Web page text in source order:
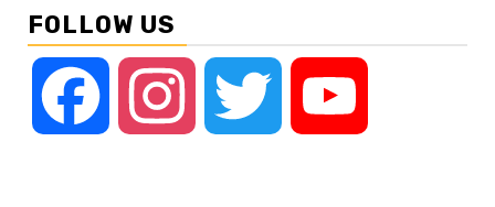
FOLLOW US
Facebook Instagram Twitter